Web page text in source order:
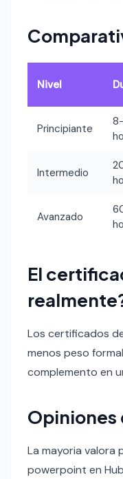
Nivel
Principiante
Intermedio
Avanzado
El
Los certificados
menos peso
complemento en
Opiniones
La mayoria valora
powerpoint en